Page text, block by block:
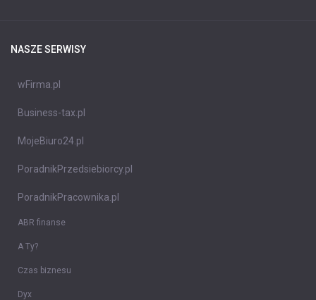
NASZE SERWISY
wFirma.pl
Business-tax.pl
MojeBiuro24.pl
PoradnikPrzedsiebiorcy.pl
PoradnikPracownika.pl
ABR finanse
A Ty?
Czas biznesu
Dyx